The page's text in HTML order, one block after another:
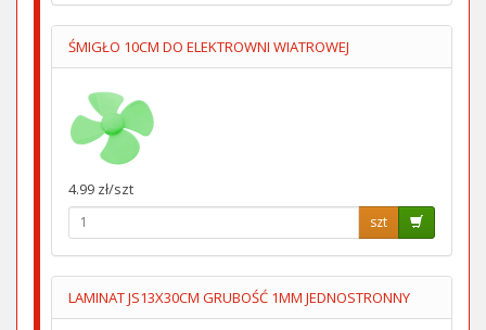
ŚMIGŁO 10CM DO ELEKTROWNI WIATROWEJ
4.99 zł/szt
szt
LAMINAT JS13X30CM GRUBOŚĆ 1MM JEDNOSTRONNY